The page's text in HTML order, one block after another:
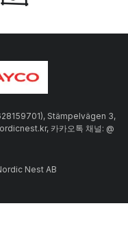
Stämpelvägen 3,
카카오톡 채널: @
Nest AB